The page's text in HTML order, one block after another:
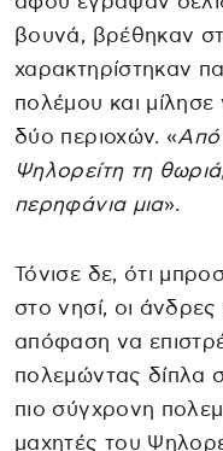
βουνά, βρέθηκαν
χαρακτηρίστηκαν
πολέμου και μίλησε
δύο περιοχών. «Από
Ψηλορείτη τη
περηφάνια μια».
Τόνισε δε, ότι
στο νησί, οι
απόφαση να
πολεμώντας δίπλα
πιο σύγχρονη
μαχητές του